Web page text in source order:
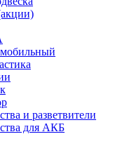
и разветвители
для АКБ